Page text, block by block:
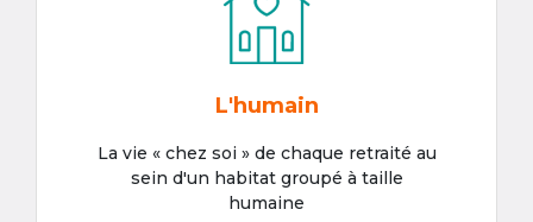
L'humain
La vie « chez soi » de chaque retraité au
sein d'un habitat groupé à taille
humaine